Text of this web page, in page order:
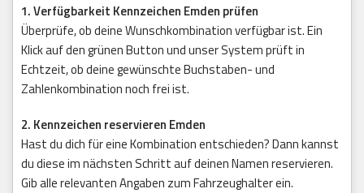
1. Verfügbarkeit Kennzeichen Emden prüfen
Überprüfe, ob deine Wunschkombination verfügbar ist. Ein
Klick auf den grünen Button und unser System prüft in
Echtzeit, ob deine gewünschte Buchstaben- und
Zahlenkombination noch frei ist.
2. Kennzeichen reservieren Emden
Hast du dich für eine Kombination entschieden? Dann kannst
du diese im nächsten Schritt auf deinen Namen reservieren.
Gib alle relevanten Angaben zum Fahrzeughalter ein.